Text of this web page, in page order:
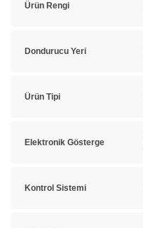
Ürün Rengi
Dondurucu Yeri
Ürün Tipi
Elektronik Gösterge
Kontrol Sistemi